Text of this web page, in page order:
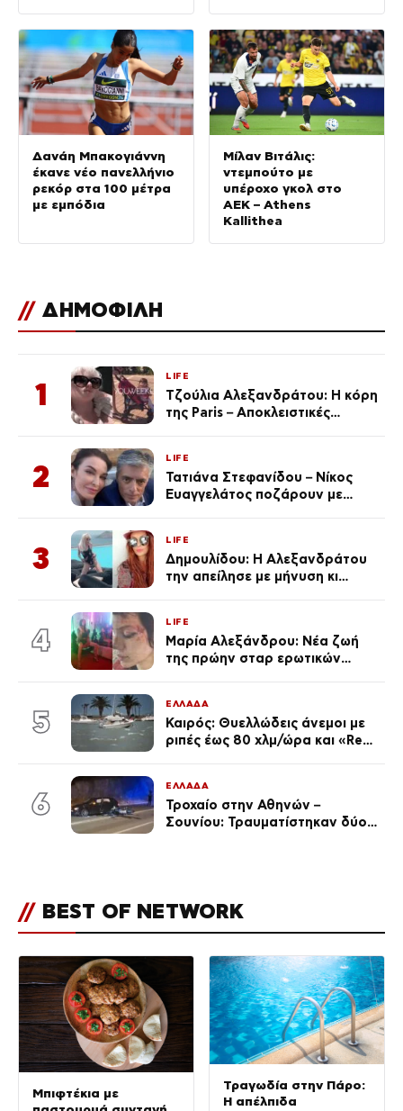
Δανάη Μπακογιάννη
έκανε νέο πανελλήνιο
ρεκόρ στα 100 μέτρα
με εμπόδια
Μίλαν Βιτάλις:
ντεμπούτο με
υπέροχο γκολ στο
ΑΕΚ – Athens
Kallithea
// ΔΗΜΟΦΙΛΗ
1
LIFE
Τζούλια Αλεξανδράτου: Η κόρη
της Paris – Αποκλειστικές
2
LIFE
Τατιάνα Στεφανίδου – Νίκος
Ευαγγελάτος ποζάρουν με
3
LIFE
Δημουλίδου: Η Αλεξανδράτου
την απείλησε με μήνυση κι
ποια είσαι σοκαρίστικα»
4
LIFE
Μαρία Αλεξάνδρου: Νέα ζωή
της πρώην σταρ ερωτικών
(Φωτογραφίες)
5
ΕΛΛΑΔΑ
Καιρός: Θυελλώδεις άνεμοι με
ριπές έως 80 χλμ/ώρα και «Red
6
ΕΛΛΑΔΑ
Τροχαίο στην Αθηνών –
Σουνίου: Τραυματίστηκαν δύο
// BEST OF NETWORK
Μπιφτέκια με
Τραγωδία στην Πάρο:
Η απέλπιδα